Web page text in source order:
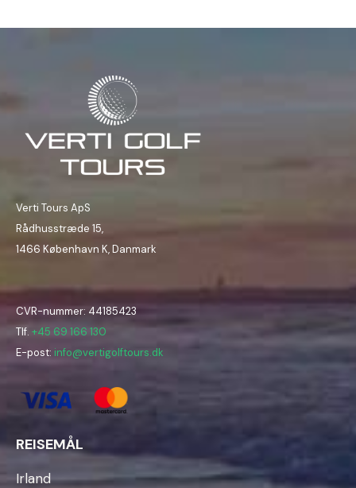
Verti Tours ApS
Rådhusstræde 15,
1466 København K, Danmark
CVR-nummer: 44185423
Tlf. +45 69 166 130
E-post: info@vertigolftours.dk
REISEMÅL
Irland